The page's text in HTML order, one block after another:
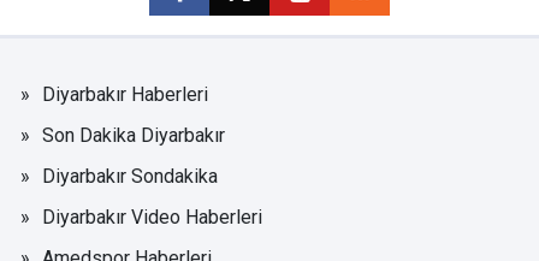
Diyarbakır Haberleri
Son Dakika Diyarbakır
Diyarbakır Sondakika
Diyarbakır Video Haberleri